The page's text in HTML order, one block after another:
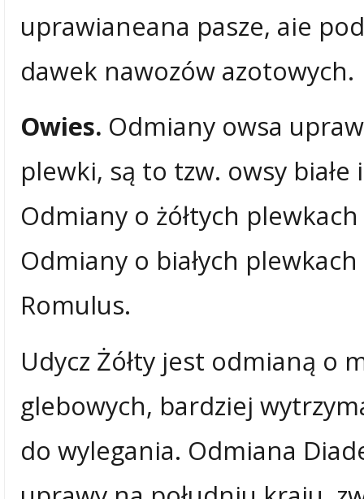
uprawianeana pasze, aie
dawek nawozów azotowych.
Owies. Odmiany owsa
plewki, są to tzw. owsy białe
Odmiany o żółtych
Odmiany o białych
Romulus.
Udycz Żółty jest odmianą o
glebowych, bardziej
do wylegania. Odmiana